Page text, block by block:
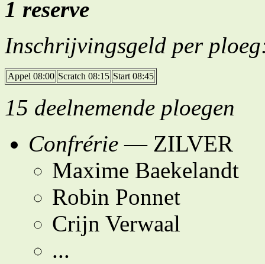
1 reserve
Inschrijvingsgeld per
Appel 08:00 Scratch 08:15 Start 08:45
15 deelnemende ploegen
Confrérie — ZILVER
Maxime Baekelandt
Robin Ponnet
Crijn Verwaal
...